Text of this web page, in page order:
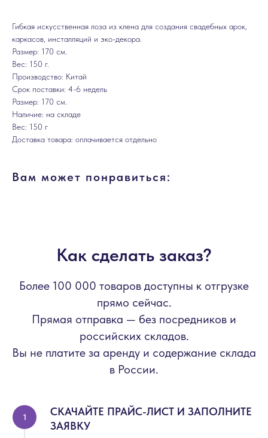
Гибкая искусственная лоза из клена для создания свадебных арок,
каркасов, инсталляций и эко-декора.
Размер: 170 см.
Вес: 150 г.
Производство: Китай
Срок поставки: 4-6 недель
Размер: 170 см.
Наличие: на складе
Вес: 150 г
Доставка товара: оплачивается отдельно
Вам может понравиться:
Как сделать заказ?
Более 100 000 товаров доступны к отгрузке
прямо сейчас.
Прямая отправка — без посредников и
российских складов.
Вы не платите за аренду и содержание склада
в России.
СКАЧАЙТЕ ПРАЙС-ЛИСТ И ЗАПОЛНИТЕ
ЗАЯВКУ